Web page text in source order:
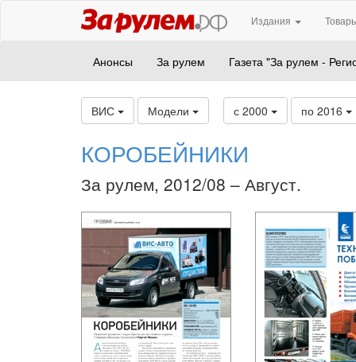
Издания
Анонсы За рулем Газета "За рулем -
ВИС Модели с 2000 по 2016
КОРОБЕЙНИКИ
За рулем, 2012/08 – Август.